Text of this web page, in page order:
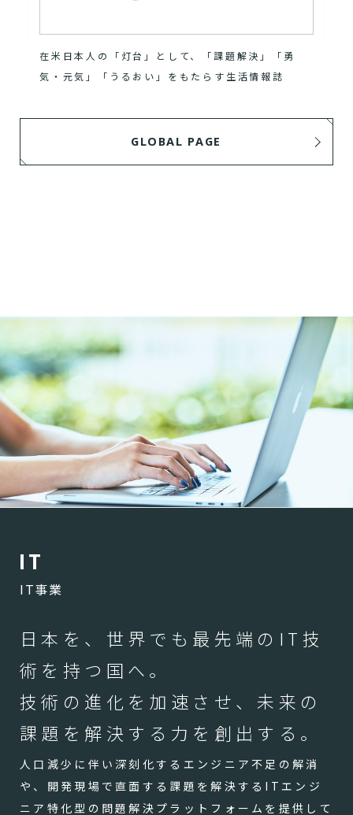
在米日本人の「灯台」として、「課題解決」「勇
気・元気」「うるおい」をもたらす生活情報誌
GLOBAL PAGE
IT
IT事業
日本を、世界でも最先端のIT技
術を持つ国へ。
技術の進化を加速させ、未来の
課題を解決する力を創出する。
人口減少に伴い深刻化するエンジニア不足の解消
や、開発現場で直面する課題を解決するITエンジ
ニア特化型の問題解決プラットフォームを提供して